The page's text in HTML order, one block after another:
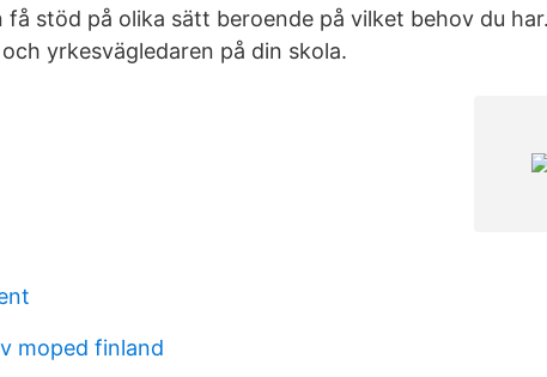
få stöd på olika sätt beroende på vilket behov du
yrkesvägledaren på din skola.
moped finland